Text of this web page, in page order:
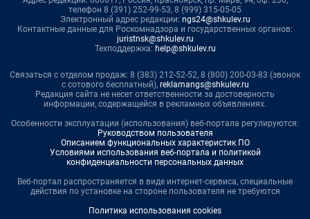
телефон 8 (391) 252-99-53, 8 (999) 315-05-05
Электронный адрес редакции: ngs24@shkulev.ru
Контактные данные для Роскомнадзора и государственных органов:
juristnsk@shkulev.ru
Техподдержка: help@shkulev.ru
Связаться с отделом продаж: 8 (383) 212-52-52, 8 (800) 200-03-83 (звонок
с сотового бесплатный), reklamangs@shkulev.ru
Редакция сайта не несет ответственности за достоверность
информации, содержащейся в рекламных объявлениях.
Особенности эксплуатации (использования) веб-портала регулируются:
Руководством пользователя
Описанием функциональных характеристик ПО
Условиями использования веб-портала и политикой
конфиденциальности персональных данных
Веб-портал распространяется в виде интернет-сервиса, специальные
действия по установке на стороне пользователя не требуются
Политика использования cookies